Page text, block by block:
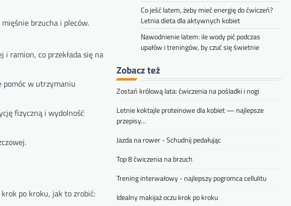
brzucha i pleców.
i ramion, co przekłada się na
pomóc w utrzymaniu
fizyczną i wydolność
po kroku, jak to zrobić:
Co jeść latem, żeby mieć energię do ćwiczeń?
Letnia dieta dla aktywnych kobiet
Nawodnienie latem: ile wody pić podczas
upałów i treningów, by czuć się świetnie
Zobacz też
Zostań królową lata: ćwiczenia na pośladki i nogi
Letnie koktajle proteinowe dla kobiet — najlepsze
przepisy…
Jazda na rower - Schudnij pedałując
Top 8 ćwiczenia na brzuch
Trening interwałowy - najlepszy pogromca cellulitu
Idealny makijaż oczu krok po kroku